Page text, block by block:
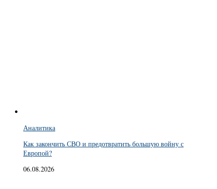
Аналитика
Как закончить СВО и предотвратить большую войну с
Европой?
06.08.2026